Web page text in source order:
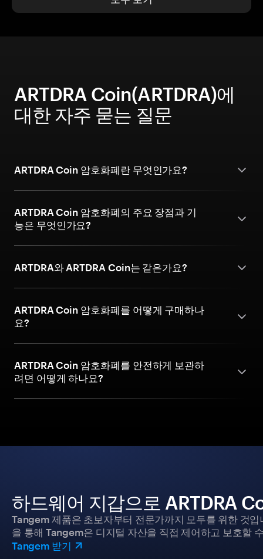
ARTDRA Coin(ARTDRA)에
대한 자주 묻는 질문
ARTDRA Coin 암호화폐란 무엇인가요?
ARTDRA Coin 암호화폐의 주요 장점과 기
능은 무엇인가요?
ARTDRA와 ARTDRA Coin는 같은가요?
ARTDRA Coin 암호화폐를 어떻게 구매하나
요?
ARTDRA Coin 암호화폐를 안전하게 보관하
려면 어떻게 하나요?
하드웨어 지갑으로 ARTDRA
Tangem 제품은 초보자부터 전문가까지 모두를 위한 것
을 통해 Tangem은 디지털 자산을 직접 제어하고 보호할
Tangem 받기